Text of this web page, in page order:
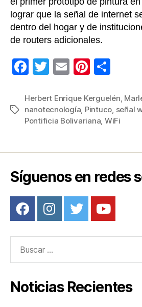
lograr que la señal de internet
dentro del hogar y de
de routers adicionales.
F
c
e
o
k
T
tt
er
E
ail
Pi
er
e
m
p
tir
Etiquetas
Herbert Enrique Kerguelén
nanotecnología Pintuco señal
Pontificia Bolivariana WiFi
Síguenos en redes
Noticias Recientes